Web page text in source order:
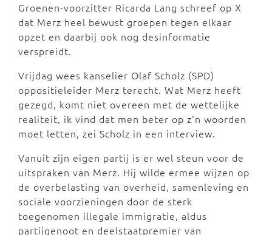
Groenen-voorzitter Ricarda Lang schreef op X
dat Merz heel bewust groepen tegen elkaar
opzet en daarbij ook nog desinformatie
verspreidt.
Vrijdag wees kanselier Olaf Scholz (SPD)
oppositieleider Merz terecht. Wat Merz heeft
gezegd, komt niet overeen met de wettelijke
realiteit, ik vind dat men beter op z'n woorden
moet letten, zei Scholz in een interview.
Vanuit zijn eigen partij is er wel steun voor de
uitspraken van Merz. Hij wilde ermee wijzen op
de overbelasting van overheid, samenleving en
sociale voorzieningen door de sterk
toegenomen illegale immigratie, aldus
partijgenoot en deelstaatpremier van